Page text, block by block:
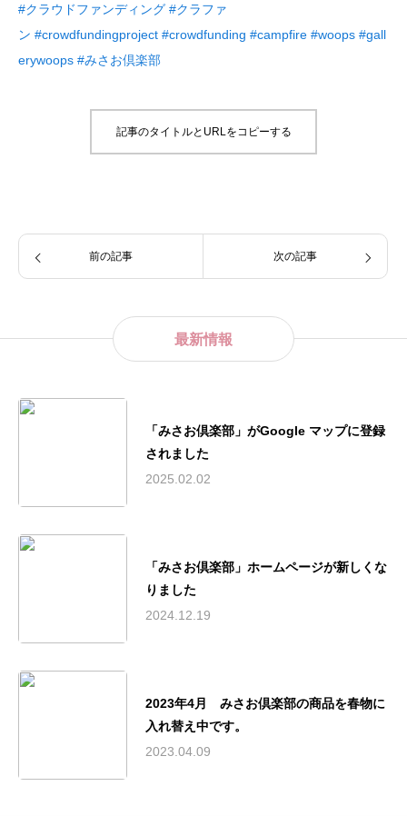
#クラウドファンディング #クラファ
ン #crowdfundingproject #crowdfunding #campfire #woops #gall
erywoops #みさお倶楽部
記事のタイトルとURLをコピーする
前の記事 次の記事
最新情報
「みさお倶楽部」がGoogle マップに登録
されました
2025.02.02
「みさお倶楽部」ホームページが新しくな
りました
2024.12.19
2023年4月 みさお倶楽部の商品を春物に
入れ替え中です。
2023.04.09